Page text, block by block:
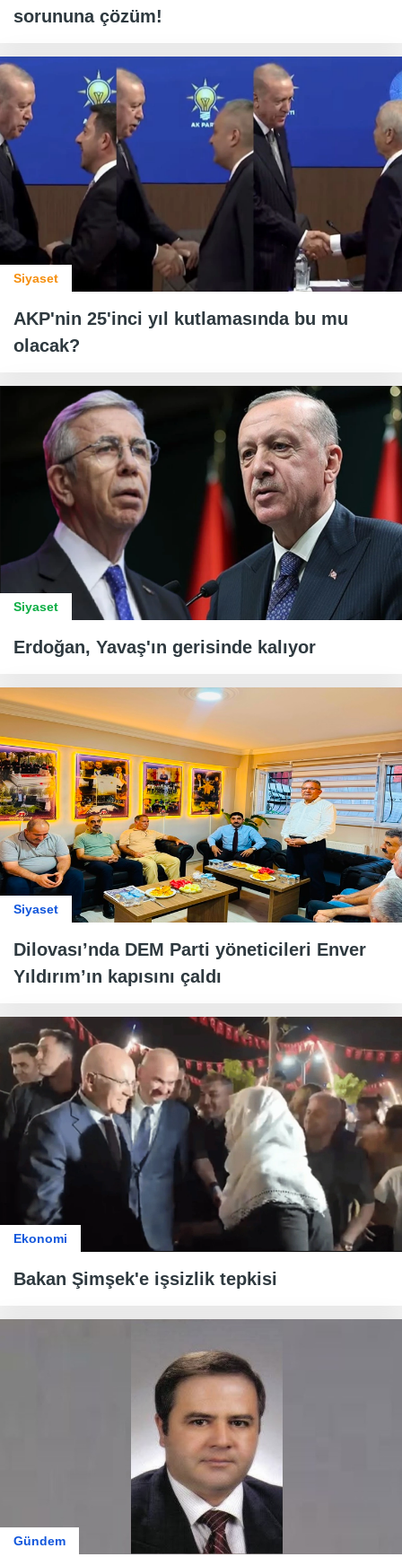
sorununa çözüm!
Siyaset
AKP'nin 25'inci yıl kutlamasında bu mu
olacak?
Siyaset
Erdoğan, Yavaş'ın gerisinde kalıyor
Siyaset
Dilovası’nda DEM Parti yöneticileri Enver
Yıldırım’ın kapısını çaldı
Ekonomi
Bakan Şimşek'e işsizlik tepkisi
Gündem